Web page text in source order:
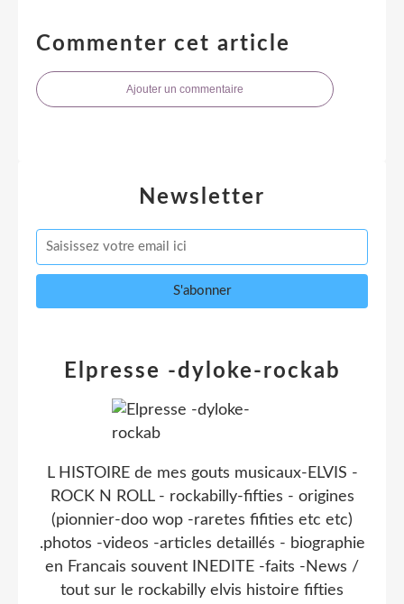
Commenter cet article
Ajouter un commentaire
Newsletter
Elpresse -dyloke-rockab
L HISTOIRE de mes gouts musicaux-ELVIS -
ROCK N ROLL - rockabilly-fifties - origines
(pionnier-doo wop -raretes fifities etc etc)
.photos -videos -articles detaillés - biographie
en Francais souvent INEDITE -faits -News /
tout sur le rockabilly elvis histoire fifties